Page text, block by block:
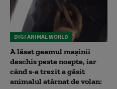
DIGI ANIMAL WORLD
A lăsat geamul mașinii
deschis peste noapte, iar
când s-a trezit a găsit
animalul atârnat de volan: